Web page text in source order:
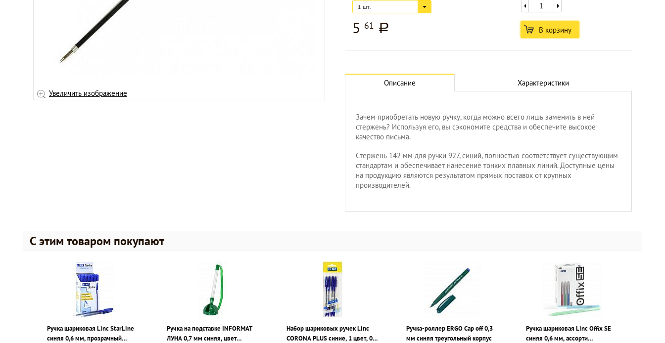
Увеличить изображение
1 шт.
5 61 a В корзину
Описание Характеристики
Зачем приобретать новую ручку, когда можно всего лишь заменить в ней
стержень? Используя его, вы сэкономите средства и обеспечите высокое
качество письма.
Стержень 142 мм для ручки 927, синий, полностью соответствует существующим
стандартам и обеспечивает нанесение тонких плавных линий. Доступные цены
на продукцию являются результатом прямых поставок от крупных
производителей.
С этим товаром покупают
Ручка шариковая Linc StarLine
синяя 0,6 мм, прозрачный
Ручка на подставке INFORMAT
ЛУНА 0,7 мм синяя, цвет
Набор шариковых ручек Linc
CORONA PLUS синие, 1 цвет, 0,7
Ручка-роллер ERGO Cap off 0,3
мм синяя треугольный корпус
Ручка шариковая Linc Offix SE
синяя 0,6 мм, ассорти